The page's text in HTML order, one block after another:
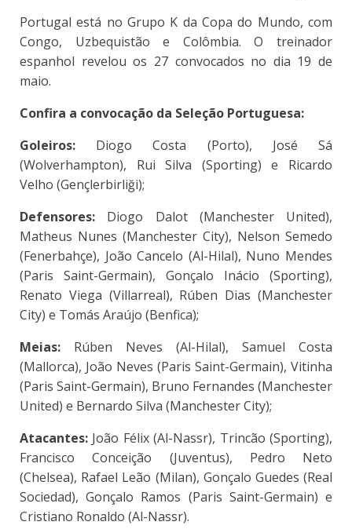
Portugal está no Grupo K da Copa do Mundo, com
Congo, Uzbequistão e Colômbia. O treinador
espanhol revelou os 27 convocados no dia 19 de
maio.
Confira a convocação da Seleção Portuguesa:
Goleiros: Diogo Costa (Porto), José Sá
(Wolverhampton), Rui Silva (Sporting) e Ricardo
Velho (Gençlerbirliği);
Defensores: Diogo Dalot (Manchester United),
Matheus Nunes (Manchester City), Nelson Semedo
(Fenerbahçe), João Cancelo (Al-Hilal), Nuno Mendes
(Paris Saint-Germain), Gonçalo Inácio (Sporting),
Renato Viega (Villarreal), Rúben Dias (Manchester
City) e Tomás Araújo (Benfica);
Meias: Rúben Neves (Al-Hilal), Samuel Costa
(Mallorca), João Neves (Paris Saint-Germain), Vitinha
(Paris Saint-Germain), Bruno Fernandes (Manchester
United) e Bernardo Silva (Manchester City);
Atacantes: João Félix (Al-Nassr), Trincão (Sporting),
Francisco Conceição (Juventus), Pedro Neto
(Chelsea), Rafael Leão (Milan), Gonçalo Guedes (Real
Sociedad), Gonçalo Ramos (Paris Saint-Germain) e
Cristiano Ronaldo (Al-Nassr).